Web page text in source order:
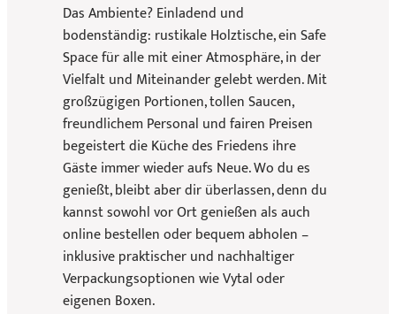
Das Ambiente? Einladend und
bodenständig: rustikale Holztische, ein Safe
Space für alle mit einer Atmosphäre, in der
Vielfalt und Miteinander gelebt werden. Mit
großzügigen Portionen, tollen Saucen,
freundlichem Personal und fairen Preisen
begeistert die Küche des Friedens ihre
Gäste immer wieder aufs Neue. Wo du es
genießt, bleibt aber dir überlassen, denn du
kannst sowohl vor Ort genießen als auch
online bestellen oder bequem abholen –
inklusive praktischer und nachhaltiger
Verpackungsoptionen wie Vytal oder
eigenen Boxen.